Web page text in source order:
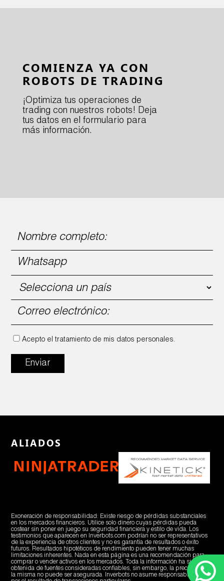
COMIENZA YA CON
ROBOTS DE TRADING
¡Optimiza tus operaciones de
trading con nuestros robots! Deja
tus datos en el formulario para
más información.
Acepto el tratamiento de mis datos personales.
Enviar
ALIADOS
Exoneración de responsabilidad: Existe riesgo de pérdidas substanciales
en los mercados financieros. Utilice solo dinero cuyas pérdidas pueda
costear sin poner en juego su seguridad financiera y estilo de vida. Los
testimonios que aparecen en Inverbots.com podrían no ser representativos
de la experiencia de otros clientes y no es garantía de resultados o éxito
futuros. Resultados hipotéticos de rendimiento pueden tener muchas
limitaciones inherentes. Nada en esta página es una recomendación para
comprar o vender activos en los mercados. Toda la información ha sido
obtenida de fuentes consideradas confiables, sin embargo, la precisión de
la misma no puede ser asegurada. Inverbots no asume responsabilidades